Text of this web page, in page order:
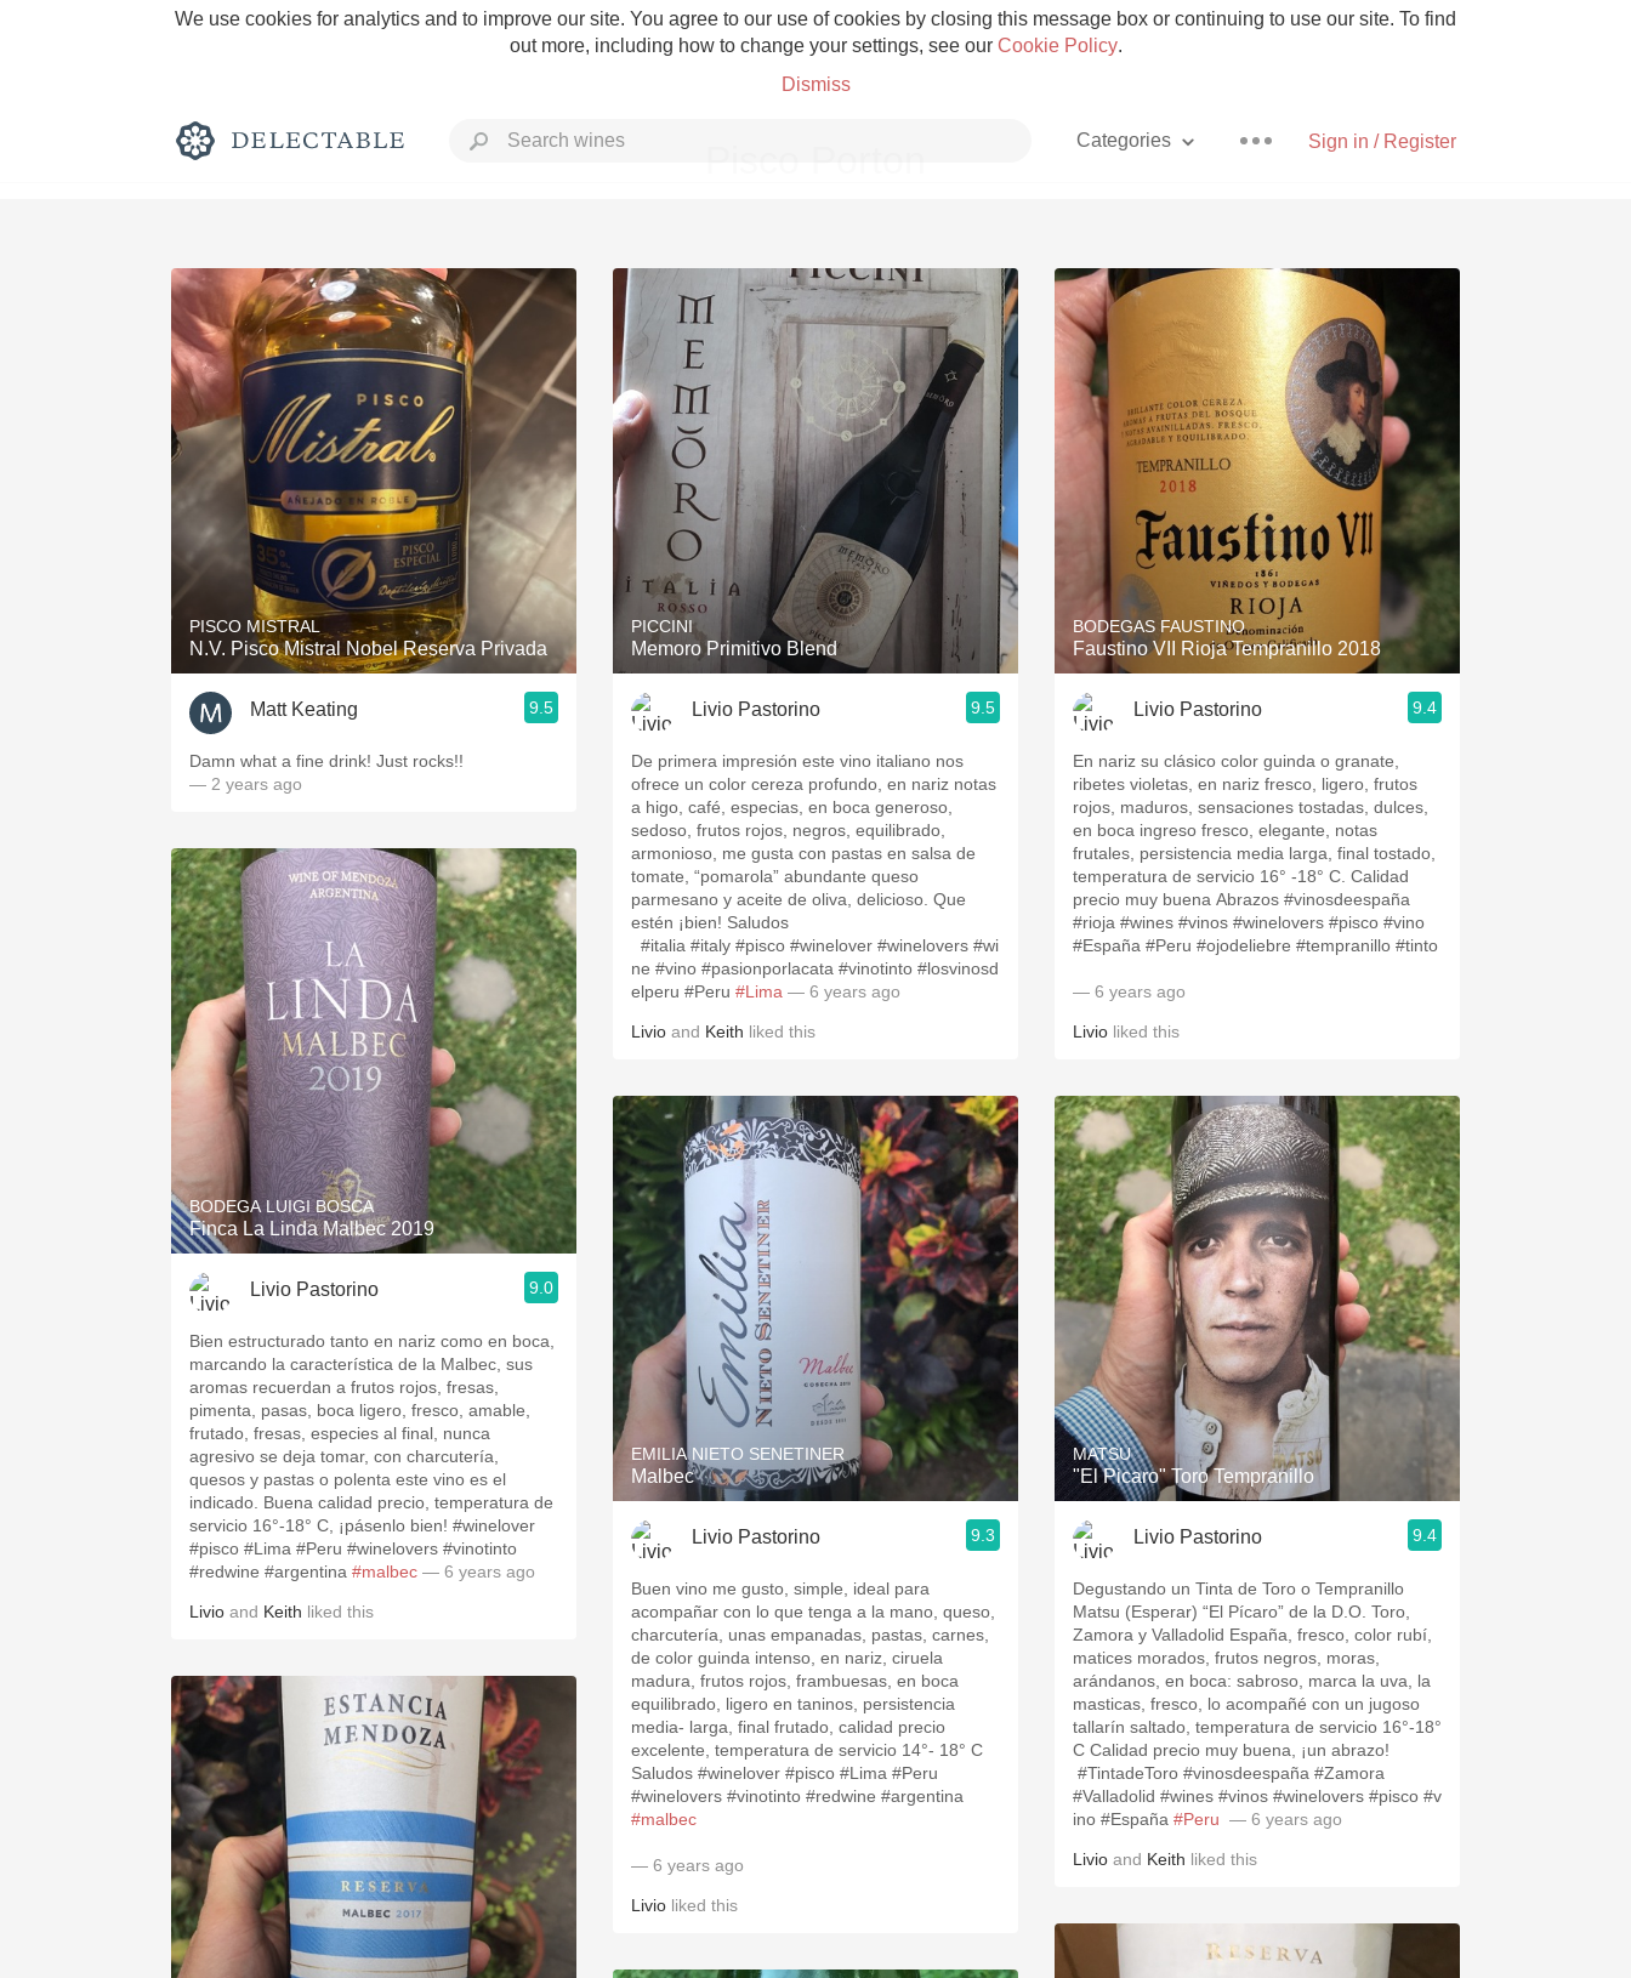
We use cookies for analytics and to improve our site. You agree to our use of cookies by closing this message box or continuing to use our site. To find
out more, including how to change your settings, see our Cookie Policy.
Dismiss
Sign in / Register
Categories
Rich and Bold Grower Champagne Pizza
Classic Napa Etna Rosso With Goat Cheese
Tawny Port Skin Contact Unicorn
1982 Bordeaux Acidity Hops
Oaky 2010 Chablis Sour Beer
QPR Oregon Pinot Islay
Buttery Coravin Mezcal
PISCO MISTRAL
N.V. Pisco Mistral Nobel Reserva Privada
Matt Keating 9.5
Damn what a fine drink! Just rocks!!
— 2 years ago
BODEGA LUIGI BOSCA
Finca La Linda Malbec 2019
Livio Pastorino 9.0
Bien estructurado tanto en nariz como en boca,
marcando la característica de la Malbec, sus
aromas recuerdan a frutos rojos, fresas,
pimenta, pasas, boca ligero, fresco, amable,
frutado, fresas, especies al final, nunca
agresivo se deja tomar, con charcutería,
quesos y pastas o polenta este vino es el
indicado. Buena calidad precio, temperatura de
servicio 16°-18° C, ¡pásenlo bien! #winelover
#pisco #Lima #Peru #winelovers #vinotinto
#redwine #argentina #malbec — 6 years ago
Livio and Keith liked this
PICCINI
Memoro Primitivo Blend
Livio Pastorino 9.5
De primera impresión este vino italiano nos
ofrece un color cereza profundo, en nariz notas
a higo, café, especias, en boca generoso,
sedoso, frutos rojos, negros, equilibrado,
armonioso, me gusta con pastas en salsa de
tomate, “pomarola” abundante queso
parmesano y aceite de oliva, delicioso. Que
estén ¡bien! Saludos
#italia #italy #pisco #winelover #winelovers #wi
ne #vino #pasionporlacata #vinotinto #losvinosd
elperu #Peru #Lima — 6 years ago
Livio and Keith liked this
EMILIA NIETO SENETINER
Malbec
Livio Pastorino 9.3
Buen vino me gusto, simple, ideal para
acompañar con lo que tenga a la mano, queso,
charcutería, unas empanadas, pastas, carnes,
de color guinda intenso, en nariz, ciruela
madura, frutos rojos, frambuesas, en boca
equilibrado, ligero en taninos, persistencia
media- larga, final frutado, calidad precio
excelente, temperatura de servicio 14°- 18° C
Saludos #winelover #pisco #Lima #Peru
#winelovers #vinotinto #redwine #argentina
#malbec
— 6 years ago
Livio liked this
BODEGAS FAUSTINO
Faustino VII Rioja Tempranillo 2018
Livio Pastorino 9.4
En nariz su clásico color guinda o granate,
ribetes violetas, en nariz fresco, ligero, frutos
rojos, maduros, sensaciones tostadas, dulces,
en boca ingreso fresco, elegante, notas
frutales, persistencia media larga, final tostado,
temperatura de servicio 16° -18° C. Calidad
precio muy buena Abrazos #vinosdeespaña
#rioja #wines #vinos #winelovers #pisco #vino
#España #Peru #ojodeliebre #tempranillo #tinto
— 6 years ago
Livio liked this
MATSU
"El Picaro" Toro Tempranillo
Livio Pastorino 9.4
Degustando un Tinta de Toro o Tempranillo
Matsu (Esperar) “El Pícaro” de la D.O. Toro,
Zamora y Valladolid España, fresco, color rubí,
matices morados, frutos negros, moras,
arándanos, en boca: sabroso, marca la uva, la
masticas, fresco, lo acompañé con un jugoso
tallarín saltado, temperatura de servicio 16°-18°
C Calidad precio muy buena, ¡un abrazo!
#TintadeToro #vinosdeespaña #Zamora
#Valladolid #wines #vinos #winelovers #pisco #v
ino #España #Peru — 6 years ago
Livio and Keith liked this